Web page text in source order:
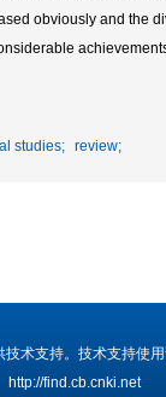
obviously and the
studies; review;
技术支持。技术支持使
http://find.cb.cnki.net